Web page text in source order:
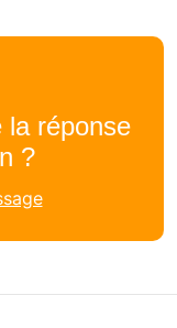
Neder-over-
Evere
La Hulpe
la réponse
?